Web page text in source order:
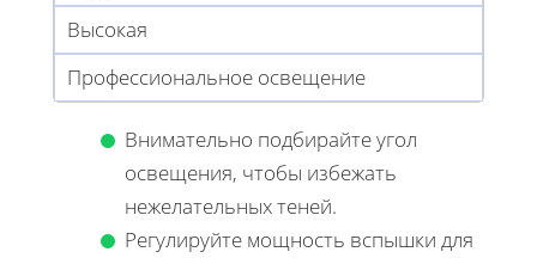
Высокая
Профессиональное освещение
Внимательно подбирайте угол
освещения, чтобы избежать
нежелательных теней.
Регулируйте мощность вспышки для